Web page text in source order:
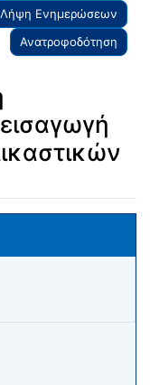
Λήψη Ενημερώσεων
Ανατροφοδότηση